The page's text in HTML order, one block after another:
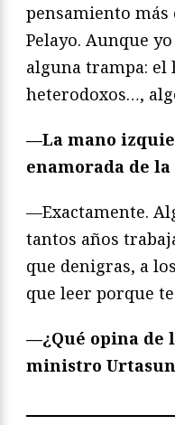
pensamiento más
Pelayo. Aunque
alguna trampa: el
heterodoxos…,
—La mano
enamorada de
—Exactamente.
tantos años
que denigras, a
que leer porque
—¿Qué opina de
ministro